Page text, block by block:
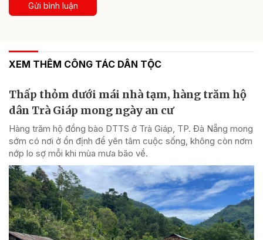
Gửi bình luận
XEM THÊM CÔNG TÁC DÂN TỘC
Thấp thỏm dưới mái nhà tạm, hàng trăm hộ
dân Trà Giáp mong ngày an cư
Hàng trăm hộ đồng bào DTTS ở Trà Giáp, TP. Đà Nẵng mong
sớm có nơi ở ổn định để yên tâm cuộc sống, không còn nơm
nớp lo sợ mỗi khi mùa mưa bão về.